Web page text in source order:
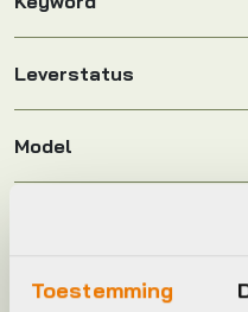
Toestemming
Leverstatus
Model
Merk